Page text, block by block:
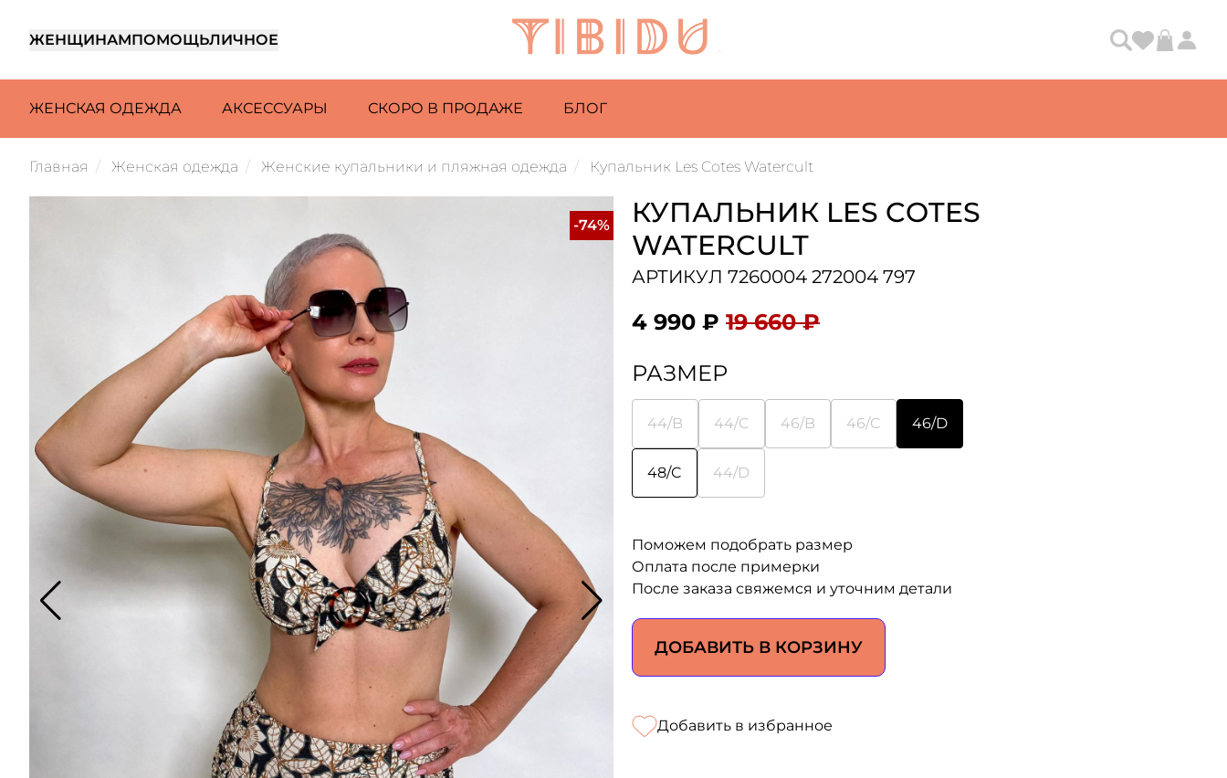
ЖЕНЩИНАМПОМОЩЬЛИЧНОЕ
ЖЕНСКАЯ ОДЕЖДА АКСЕССУАРЫ СКОРО В ПРОДАЖЕ БЛОГ
Главная Женская одежда Женские купальники и пляжная одежда Купальник Les Cotes Watercult
-74%
КУПАЛЬНИК LES COTES
WATERCULT
АРТИКУЛ 7260004 272004 797
4 990 ₽ 19 660 ₽
РАЗМЕР
44/B 44/C 46/B 46/C 46/D
48/C 44/D
Поможем подобрать размер
Оплата после примерки
После заказа свяжемся и уточним детали
ДОБАВИТЬ В КОРЗИНУ
Добавить в избранное